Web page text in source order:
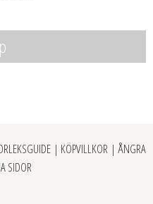
| KÖPVILLKOR| ÅNGRA
SIDOR